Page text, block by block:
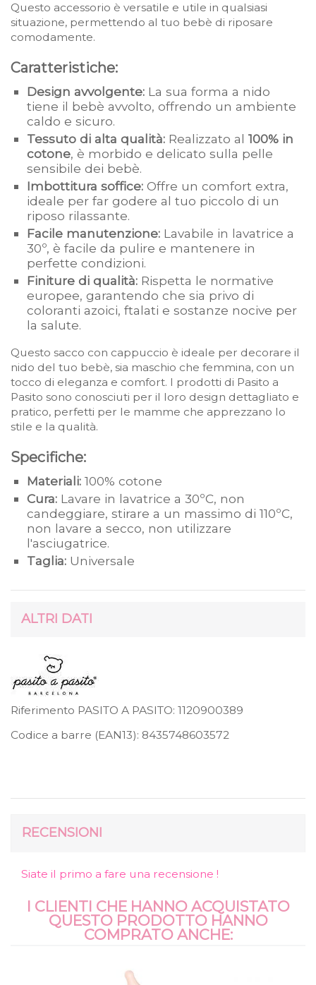
Questo accessorio è versatile e utile in qualsiasi
situazione, permettendo al tuo bebè di riposare
comodamente.
Caratteristiche:
Design avvolgente: La sua forma a nido
tiene il bebè avvolto, offrendo un ambiente
caldo e sicuro.
Tessuto di alta qualità: Realizzato al100% in
cotone, è morbido e delicato sulla pelle
sensibile dei bebè.
Imbottitura soffice: Offre un comfort extra,
ideale per far godere al tuo piccolo di un
riposo rilassante.
Facile manutenzione: Lavabile in lavatrice a
30º, è facile da pulire e mantenere in
perfette condizioni.
Finiture di qualità: Rispetta le normative
europee, garantendo che sia privo di
coloranti azoici, ftalati e sostanze nocive per
la salute.
Questo sacco con cappuccio è ideale per decorare il
nido del tuo bebè, sia maschio che femmina, con un
tocco di eleganza e comfort. I prodotti di Pasito a
Pasito sono conosciuti per il loro design dettagliato e
pratico, perfetti per le mamme che apprezzano lo
stile e la qualità.
Specifiche:
Materiali: 100% cotone
Cura: Lavare in lavatrice a 30ºC, non
candeggiare, stirare a un massimo di 110ºC,
non lavare a secco, non utilizzare
l'asciugatrice.
Taglia: Universale
ALTRI DATI
Riferimento PASITO A PASITO: 1120900389
Codice a barre (EAN13): 8435748603572
RECENSIONI
Siate il primo a fare una recensione !
I CLIENTI CHE HANNO ACQUISTATO
QUESTO PRODOTTO HANNO
COMPRATO ANCHE: